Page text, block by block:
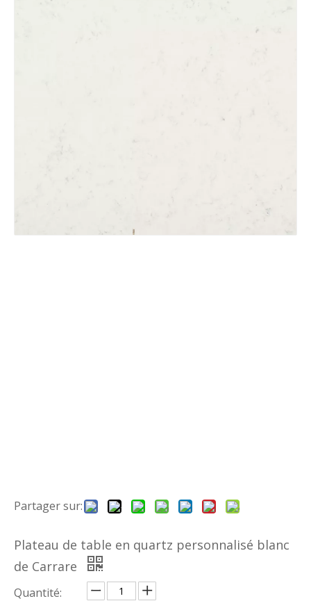
Partager sur:
Plateau de table en quartz personnalisé blanc
de Carrare
Quantité: